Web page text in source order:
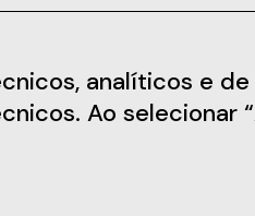
analíticos e de
Ao selecionar
Sociais Notícias